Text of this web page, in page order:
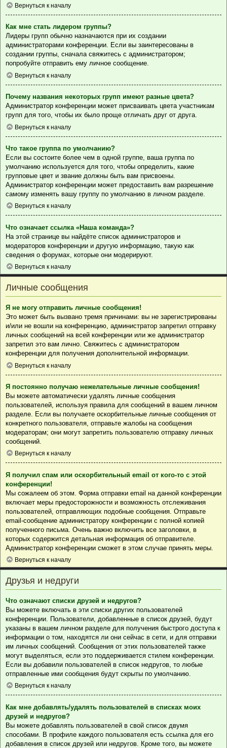
Вернуться к началу
Как мне стать лидером группы?
Лидеры групп обычно назначаются при их создании
администраторами конференции. Если вы заинтересованы в
создании группы, сначала свяжитесь с администратором;
попробуйте отправить ему личное сообщение.
Вернуться к началу
Почему названия некоторых групп имеют разные цвета?
Администратор конференции может присваивать цвета участникам
групп для того, чтобы их было проще отличать друг от друга.
Вернуться к началу
Что такое группа по умолчанию?
Если вы состоите более чем в одной группе, ваша группа по
умолчанию используется для того, чтобы определить, какие
групповые цвет и звание должны быть вам присвоены.
Администратор конференции может предоставить вам разрешение
самому изменять вашу группу по умолчанию в личном разделе.
Вернуться к началу
Что означает ссылка «Наша команда»?
На этой странице вы найдёте список администраторов и
модераторов конференции и другую информацию, такую как
сведения о форумах, которые они модерируют.
Вернуться к началу
Личные сообщения
Я не могу отправить личные сообщения!
Это может быть вызвано тремя причинами: вы не зарегистрированы
и/или не вошли на конференцию, администратор запретил отправку
личных сообщений на всей конференции или же администратор
запретил это вам лично. Свяжитесь с администратором
конференции для получения дополнительной информации.
Вернуться к началу
Я постоянно получаю нежелательные личные сообщения!
Вы можете автоматически удалять личные сообщения
пользователей, используя правила для сообщений в вашем личном
разделе. Если вы получаете оскорбительные личные сообщения от
конкретного пользователя, отправьте жалобы на сообщения
модераторам; они могут запретить пользователю отправку личных
сообщений.
Вернуться к началу
Я получил спам или оскорбительный email от кого-то с этой
конференции!
Мы сожалеем об этом. Форма отправки email на данной конференции
включает меры предосторожности и возможность отслеживания
пользователей, отправляющих подобные сообщения. Отправьте
email-сообщение администратору конференции с полной копией
полученного письма. Очень важно включить все заголовки, в
которых содержится детальная информация об отправителе.
Администратор конференции сможет в этом случае принять меры.
Вернуться к началу
Друзья и недруги
Что означают списки друзей и недругов?
Вы можете включать в эти списки других пользователей
конференции. Пользователи, добавленные в список друзей, будут
указаны в вашем личном разделе для получения быстрого доступа к
информации о том, находятся ли они сейчас в сети, и для отправки
им личных сообщений. Сообщения от этих пользователей также
могут выделяться, если это поддерживается стилем конференции.
Если вы добавили пользователей в список недругов, то любые
отправленные ими сообщения будут скрыты по умолчанию.
Вернуться к началу
Как мне добавлять/удалять пользователей в списках моих
друзей и недругов?
Вы можете добавлять пользователей в свой список двумя
способами. В профиле каждого пользователя есть ссылка для его
добавления в список друзей или недругов. Кроме того, вы можете